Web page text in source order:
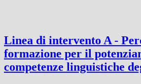
Linea di intervento A -
formazione per il
competenze linguistiche